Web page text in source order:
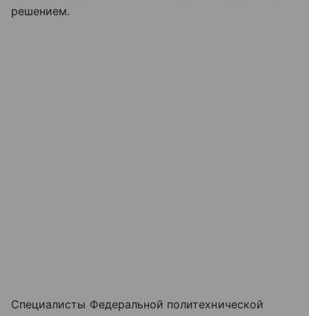
решением.
Специалисты Федеральной политехнической